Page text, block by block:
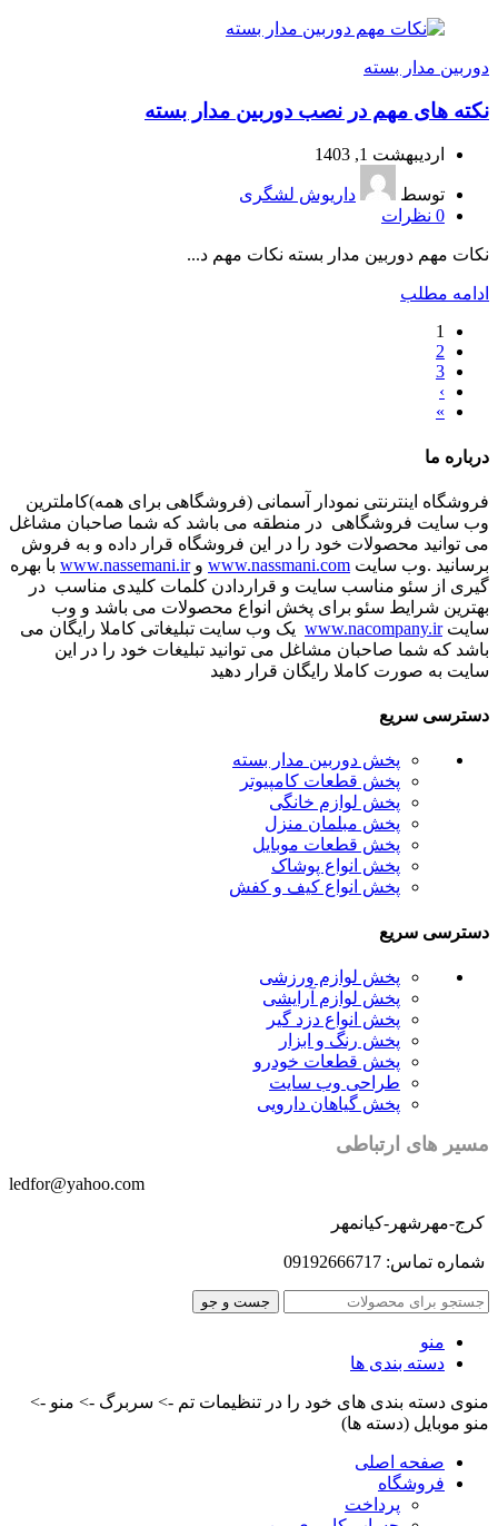
دوربین مدار بسته
نکته های مهم در نصب دوربین مدار بسته
اردیبهشت 1, 1403
توسط
داریوش لشگری
0 نظرات
نکات مهم دوربین مدار بسته نکات مهم د...
ادامه مطلب
1
2
3
›
»
درباره ما
فروشگاه اینترنتی نمودار آسمانی (فروشگاهی برای همه)کاملترین
وب سایت فروشگاهی در منطقه می باشد که شما صاحبان مشاغل
می توانید محصولات خود را در این فروشگاه قرار داده و به فروش
برسانید .وب سایت www.nassmani.com وwww.nassemani.ir با بهره
گیری از سئو مناسب سایت و قراردادن کلمات کلیدی مناسب در
بهترین شرایط سئو برای پخش انواع محصولات می باشد و وب
سایتwww.nacompany.ir یک وب سایت تبلیغاتی کاملا رایگان می
باشد که شما صاحبان مشاغل می توانید تبلیغات خود را در این
سایت به صورت کاملا رایگان قرار دهید
دسترسی سریع
پخش دوربین مدار بسته
پخش قطعات کامپیوتر
پخش لوازم خانگی
پخش مبلمان منزل
پخش قطعات موبایل
پخش انواع پوشاک
پخش انواع کیف و کفش
دسترسی سریع
پخش لوازم ورزشی
پخش لوازم آرایشی
پخش انواع دزد گیر
پخش رنگ و ابزار
پخش قطعات خودرو
طراحی وب سایت
پخش گیاهان دارویی
مسیر های ارتباطی
کرج-مهرشهر-کیانمهر
شماره تماس: 09192666717
جست و جو
منو
دسته بندی ها
منوی دسته بندی های خود را در تنظیمات تم -> سربرگ -> منو ->
منو موبایل (دسته ها)
صفحه اصلی
فروشگاه
پرداخت